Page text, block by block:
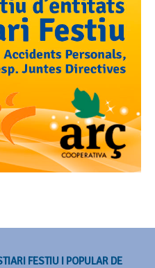
FESTIU I POPULAR DE